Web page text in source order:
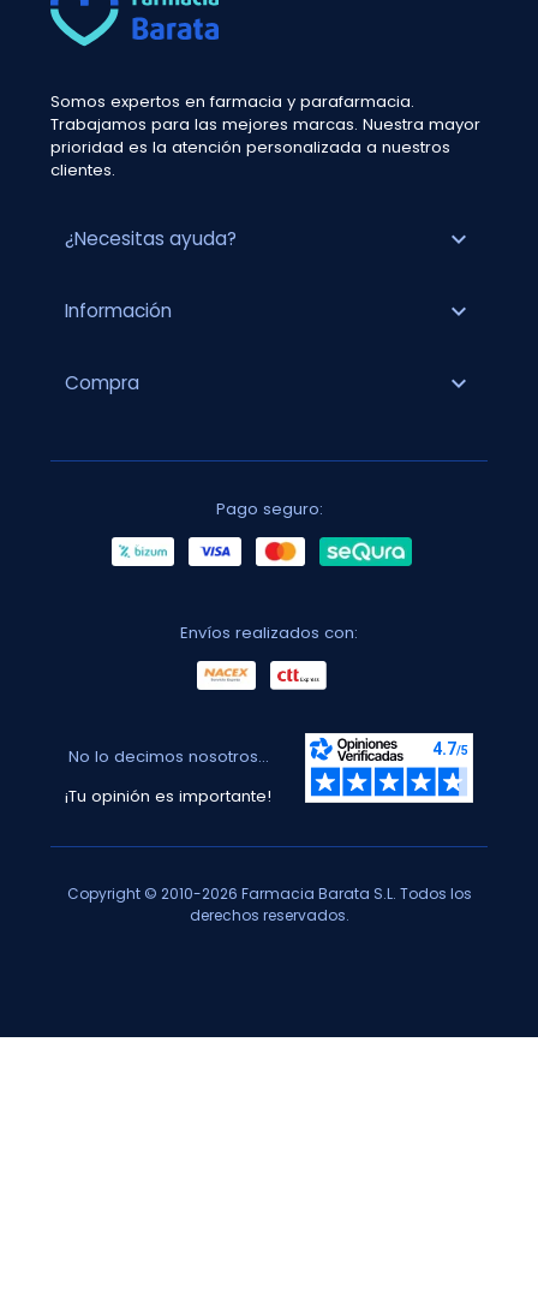
Somos expertos en farmacia y parafarmacia.
Trabajamos para las mejores marcas. Nuestra mayor
prioridad es la atención personalizada a nuestros
clientes.
¿Necesitas ayuda? expand_more
Información expand_more
Compra expand_more
Pago seguro:
Envíos realizados con:
No lo decimos nosotros...
¡Tu opinión es importante!
Copyright © 2010-2026 Farmacia Barata S.L. Todos los
derechos reservados.